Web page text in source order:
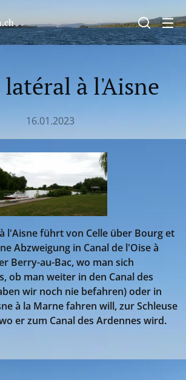
latéral à l'Aisne
16.01.2023
l'Aisne führt von Celle über Bourg et
Abzweigung in Canal de l'Oise à
Berry-au-Bac, wo man sich
ob man weiter in den Canal des
wir noch nie befahren) oder in
à la Marne fahren will, zur Schleuse
er zum Canal des Ardennes wird.